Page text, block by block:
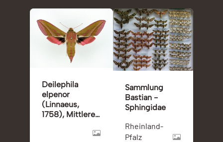
Deilephila
elpenor
(Linnaeus,
1758), Mittlerer
Sammlung
Bastian -
Sphingidae
Rheinland-
Pfalz